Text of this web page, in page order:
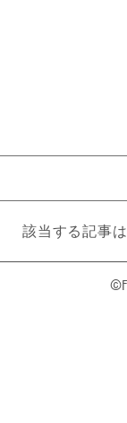
該当する記事